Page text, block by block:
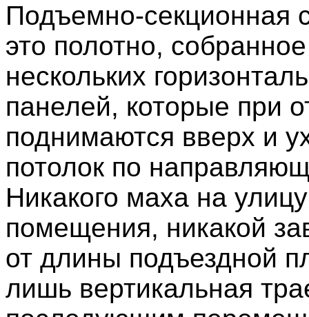
Подъемно-секционная
это полотно,
нескольких
панелей, которые при
поднимаются вверх и
потолок по
Никакого маха на
помещения, никакой
от длины подъездной
лишь вертикальная